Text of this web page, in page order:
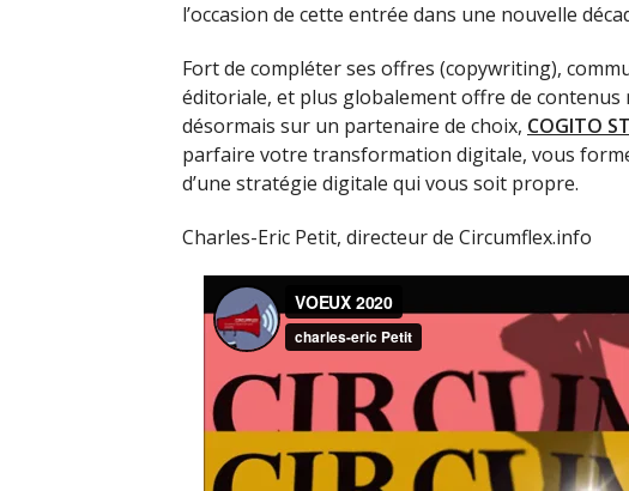
l’occasion de cette entrée dans une nouvelle
Fort de compléter ses offres (copywriting),
éditoriale, et plus globalement offre de
désormais sur un partenaire de choix, COGITO
parfaire votre transformation digitale, vous
d’une stratégie digitale qui vous soit propre.
Charles-Eric Petit, directeur de Circumflex.info